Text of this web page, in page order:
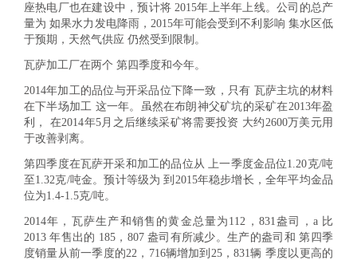
座热电厂也在建设中，预计将 2015年上半年上线。公司的总产
量为 如果水力发电降雨，2015年可能会受到不利影响 集水区低
于预期，天然气供应 仍然受到限制。
瓦萨加工厂在两个 第四季度和今年。
2014年加工的品位与开采品位下降一致，只有 瓦萨主坑的材料
在下半场加工 这一年。虽然在布朗神父矿坑的采矿在2013年盈
利， 在2014年5月之后继续采矿将需要投资 大约2600万美元用
于改善剥离。
第四季度在瓦萨开采和加工的品位从 上一季度金品位1.20克/吨
至1.32克/吨金。预计等级为 到2015年稳步增长，全年平均金品
位为1.4-1.5克/吨。
2014年，瓦萨生产和销售的黄金总量为112，831盎司，a 比
2013 年售出的 185，807 盎司有所减少。生产的盎司和 第四季
度销量从前一季度的22，716辆增加到25，831辆 季度以更高的